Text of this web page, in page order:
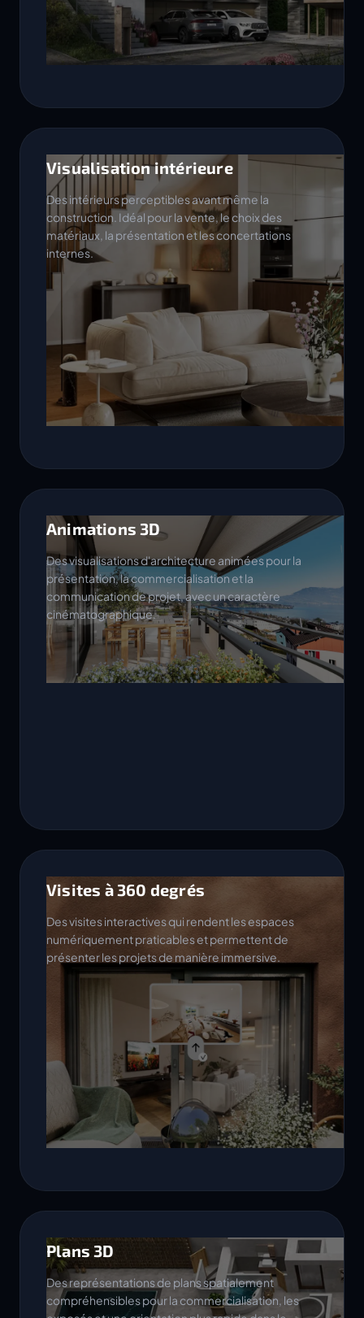
Visualisation intérieure
Des intérieurs perceptibles avant même la
construction. Idéal pour la vente, le choix des
matériaux, la présentation et les concertations
internes.
Animations 3D
Des visualisations d'architecture animées pour la
présentation, la commercialisation et la
communication de projet, avec un caractère
cinématographique.
Visites à 360 degrés
Des visites interactives qui rendent les espaces
numériquement praticables et permettent de
présenter les projets de manière immersive.
Plans 3D
Des représentations de plans spatialement
compréhensibles pour la commercialisation, les